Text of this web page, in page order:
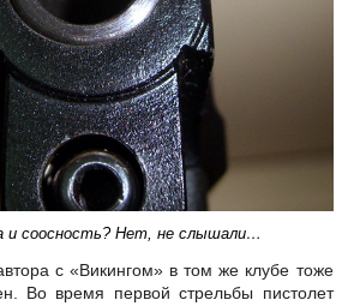
и соосность? Нет, не слышали…
с «Викингом» в том же клубе тоже
Во время первой стрельбы пистолет